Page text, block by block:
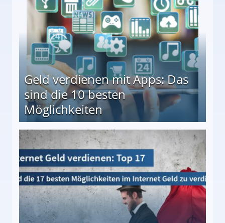
Geld verdienen mit Apps: Das
sind die 10 besten
Möglichkeiten
besten Möglichkeiten